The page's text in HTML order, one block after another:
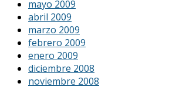
mayo 2009
abril 2009
marzo 2009
febrero 2009
enero 2009
diciembre 2008
noviembre 2008